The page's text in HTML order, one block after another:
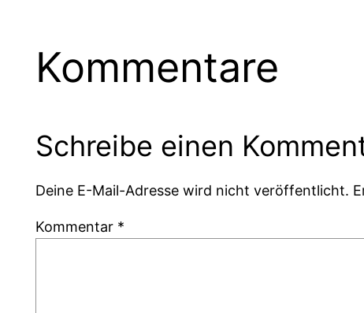
Kommentare
Schreibe einen
Deine E-Mail-Adresse wird nicht veröffentlicht.
Kommentar *